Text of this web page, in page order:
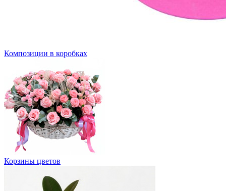
Композиции в коробках
Корзины цветов